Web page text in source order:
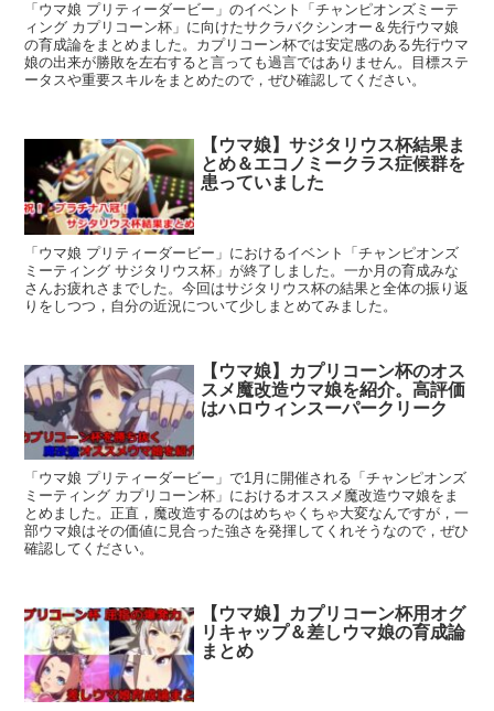
「ウマ娘 プリティーダービー」のイベント「チャンピオンズミーテ
ィング カプリコーン杯」に向けたサクラバクシンオー＆先行ウマ娘
の育成論をまとめました。カプリコーン杯では安定感のある先行ウマ
娘の出来が勝敗を左右すると言っても過言ではありません。目標ステ
ータスや重要スキルをまとめたので，ぜひ確認してください。
【ウマ娘】サジタリウス杯結果ま
とめ＆エコノミークラス症候群を
患っていました
「ウマ娘 プリティーダービー」におけるイベント「チャンピオンズ
ミーティング サジタリウス杯」が終了しました。一か月の育成みな
さんお疲れさまでした。今回はサジタリウス杯の結果と全体の振り返
りをしつつ，自分の近況について少しまとめてみました。
【ウマ娘】カプリコーン杯のオス
スメ魔改造ウマ娘を紹介。高評価
はハロウィンスーパークリーク
「ウマ娘 プリティーダービー」で1月に開催される「チャンピオンズ
ミーティング カプリコーン杯」におけるオススメ魔改造ウマ娘をま
とめました。正直，魔改造するのはめちゃくちゃ大変なんですが，一
部ウマ娘はその価値に見合った強さを発揮してくれそうなので，ぜひ
確認してください。
【ウマ娘】カプリコーン杯用オグ
リキャップ＆差しウマ娘の育成論
まとめ